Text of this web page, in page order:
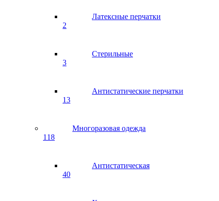
Латексные перчатки
2
Стерильные
3
Антистатические перчатки
13
Многоразовая одежда
118
Антистатическая
40